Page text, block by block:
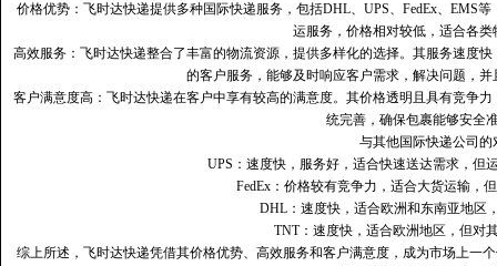
价格优势：飞时达快递提供多种国际快递服务，包括DHL、UPS、FedEx、EMS
运服务，价格相对较低，适合各
高效服务：飞时达快递整合了丰富的物流资源，提供多样化的选择。其服务速度
的客户服务，能够及时响应客户需求，解决问题，
客户满意度高‌：飞时达快递在客户中享有较高的满意度。其价格透明且具有竞争
统完善，确保包裹能够安全
与其他国际快递公司的
UPS：速度快，服务好，适合快速送达需求，但
FedEx：价格较有竞争力，适合大货运输，
DHL：速度快，适合欧洲和东南亚地区
TNT：速度快，适合欧洲地区，但对
综上所述，飞时达快递凭借其价格优势、高效服务和客户满意度，成为市场上一